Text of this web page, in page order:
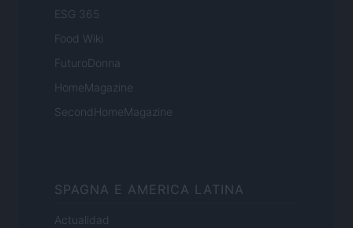
ESG 365
Food Wiki
FuturoDonna
HomeMagazine
SecondHomeMagazine
SPAGNA E AMERICA LATINA
Actualidad